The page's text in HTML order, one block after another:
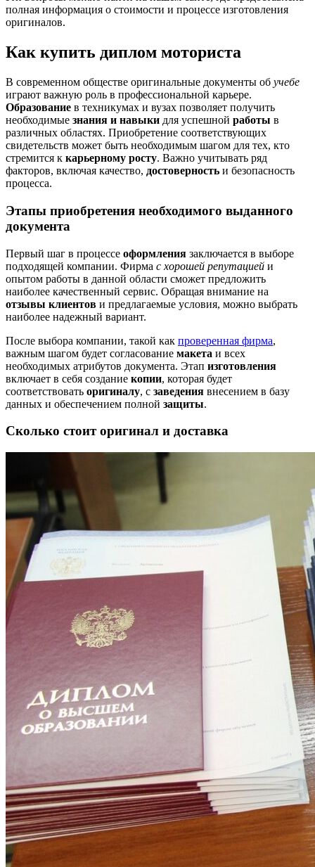
полная информация о стоимости и процессе изготовления
оригиналов.
Как купить диплом моториста
В современном обществе оригинальные документы об учебе
играют важную роль в профессиональной карьере.
Образование в техникумах и вузах позволяет получить
необходимые знания и навыки для успешной работы в
различных областях. Приобретение соответствующих
свидетельств может быть необходимым шагом для тех, кто
стремится к карьерному росту. Важно учитывать ряд
факторов, включая качество, достоверность и безопасность
процесса.
Этапы приобретения необходимого выданного
документа
Первый шаг в процессе оформления заключается в выборе
подходящей компании. Фирма с хорошей репутацией и
опытом работы в данной области сможет предложить
наиболее качественный сервис. Обращая внимание на
отзывы клиентов и предлагаемые условия, можно выбрать
наиболее надежный вариант.
После выбора компании, такой как проверенная фирма,
важным шагом будет согласование макета и всех
необходимых атрибутов документа. Этап изготовления
включает в себя создание копии, которая будет
соответствовать оригиналу, с заведения внесением в базу
данных и обеспечением полной защиты.
Сколько стоит оригинал и доставка